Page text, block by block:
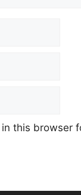
this browser